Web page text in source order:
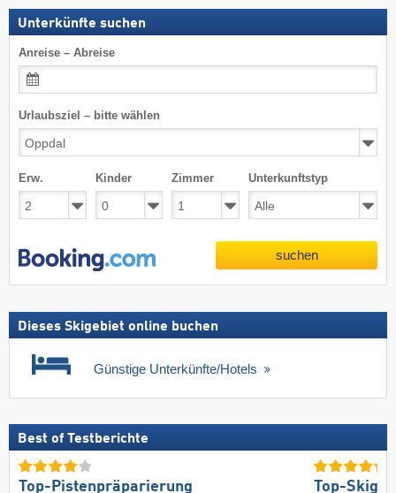
Unterkünfte suchen
Anreise – Abreise
Urlaubsziel – bitte wählen
Erw. Kinder Zimmer Unterkunftstyp
suchen
Dieses Skigebiet online buchen
Günstige Unterkünfte/Hotels
Best of Testberichte
Top-Pistenpräparierung Top-